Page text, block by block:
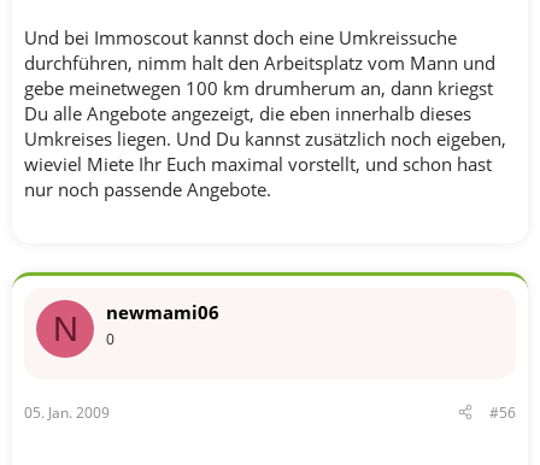
Und bei Immoscout kannst doch eine Umkreissuche
durchführen, nimm halt den Arbeitsplatz vom Mann und
gebe meinetwegen 100 km drumherum an, dann kriegst
Du alle Angebote angezeigt, die eben innerhalb dieses
Umkreises liegen. Und Du kannst zusätzlich noch eigeben,
wieviel Miete Ihr Euch maximal vorstellt, und schon hast
nur noch passende Angebote.
N newmami06
0
05. Jan. 2009 #56